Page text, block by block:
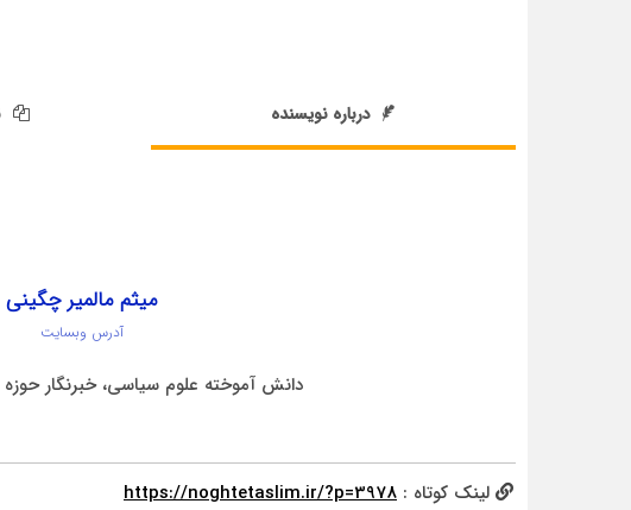
درباره نویسنده
میثم مالمیر چگینی
آدرس وبسایت
دانش آموخته علوم سیاسی، خبرنگار
لینک کوتاه : https://noghtetaslim.ir/?p=3978